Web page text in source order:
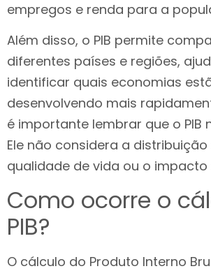
empregos e renda para a
Além disso, o PIB permite
diferentes países e regiões,
identificar quais economias
desenvolvendo mais
é importante lembrar que o PIB
Ele não considera a
qualidade de vida ou o impacto
Como ocorre o
PIB?
O cálculo do Produto Interno